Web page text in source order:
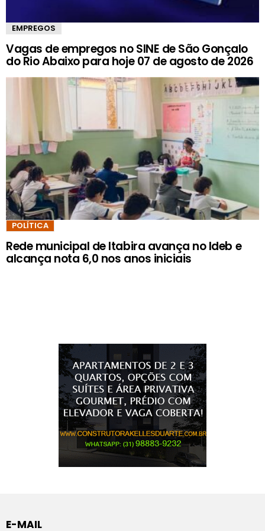
EMPREGOS
Vagas de empregos no SINE de São Gonçalo
do Rio Abaixo para hoje 07 de agosto de 2026
POLÍTICA
Rede municipal de Itabira avança no Ideb e
alcança nota 6,0 nos anos iniciais
E-MAIL